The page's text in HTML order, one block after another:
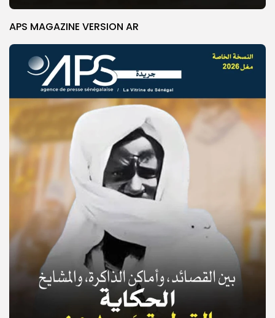
© Copyright 2025, APS
APS MAGAZINE VERSION AR